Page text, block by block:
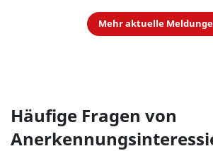
Mehr aktuelle
Häufige Fragen von